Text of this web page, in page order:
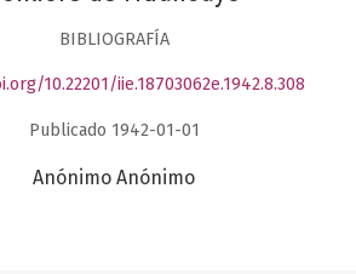
BIBLIOGRAFÍA
10.22201/iie.18703062e.1942.8.308
Publicado 1942-01-01
Anónimo Anónimo